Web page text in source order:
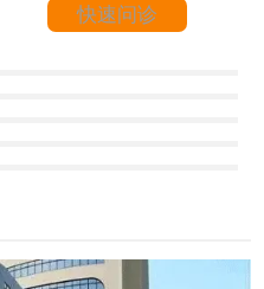
快速问诊